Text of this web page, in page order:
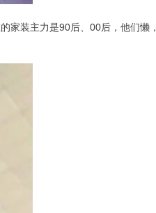
家装主力是90后、00后，他们懒，